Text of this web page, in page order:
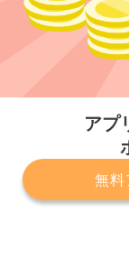
アプ
無料
プライバ
サービスに関